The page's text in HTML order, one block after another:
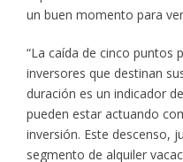
un buen momento para
“La caída de cinco puntos
inversores que destinan
duración es un indicador
pueden estar actuando
inversión. Este descenso,
segmento de alquiler